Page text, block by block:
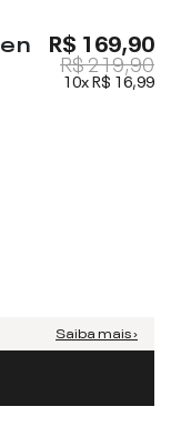
R$ 169,90
R$ 219,90
10xR$ 16,99
Saiba mais ›